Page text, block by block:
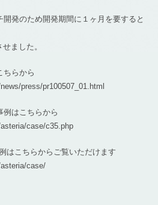
発のため開発期間に１ヶ月を要すると
ました。
ちらから
press/pr100507_01.html
はこちらから
case/c35.php
はこちらからご覧いただけます
case/